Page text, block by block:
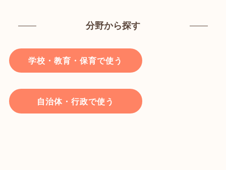
分野から探す
学校・教育・保育で使う
自治体・行政で使う